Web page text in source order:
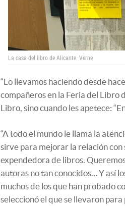
La casa del libro de Alicante. Verne
“Lo llevamos haciendo desde
compañeros en la Feria del Libro
Libro, sino cuando les apetece:
“A todo el mundo le llama la
sirve para mejorar la relación con
expendedora de libros.
autoras no tan conocidos… Y así
muchos de los que han probado
seleccionó el que se llevaron